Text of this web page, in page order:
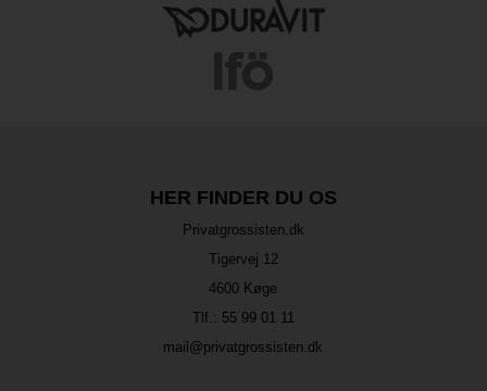
HER FINDER DU OS
Privatgrossisten.dk
Tigervej 12
4600 Køge
Tlf.: 55 99 01 11
mail@privatgrossisten.dk